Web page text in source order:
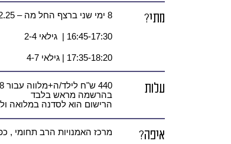
מתי? 8 ימי שני ברצף החל מה – 22.12.25 ועד ה-9.2.26 כולל
16:45-17:30 | גילאי 2-4
17:35-18:20 | גילאי 4-7
עלות
בהרשמה מראש בלבד
הרישום הוא לסדנה במלואה
איפה? מרכז האמנויות הרב תחומי , כפר הדר 33